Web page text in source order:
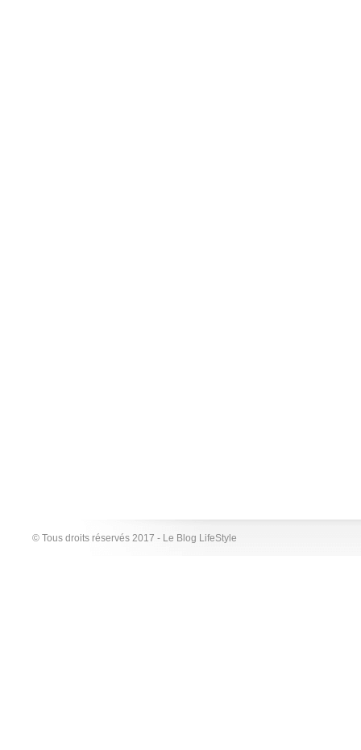
© Tous droits réservés 2017 - Le Blog LifeStyle